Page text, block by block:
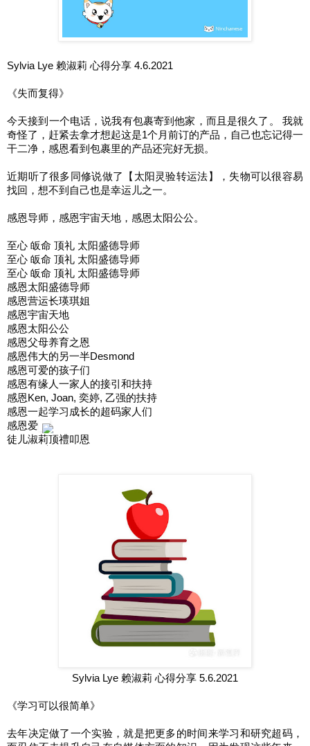
Sylvia Lye 赖淑莉 心得分享 4.6.2021
《失而复得》
今天接到一个电话，说我有包裹寄到他家，而且是很久了。 我就
奇怪了，赶紧去拿才想起这是1个月前订的产品，自己也忘记得一
干二净，感恩看到包裹里的产品还完好无损。
近期听了很多同修说做了【太阳灵验转运法】，失物可以很容易
找回，想不到自己也是幸运儿之一。
感恩导师，感恩宇宙天地，感恩太阳公公。
至心 皈命 顶礼 太阳盛德导师
至心 皈命 顶礼 太阳盛德导师
至心 皈命 顶礼 太阳盛德导师
感恩太阳盛德导师
感恩营运长瑛琪姐
感恩宇宙天地
感恩太阳公公
感恩父母养育之恩
感恩伟大的另一半Desmond
感恩可爱的孩子们
感恩有缘人一家人的接引和扶持
感恩Ken, Joan, 奕婷, 乙强的扶持
感恩一起学习成长的超码家人们
感恩爱
徒儿淑莉顶禮叩恩
Sylvia Lye 赖淑莉 心得分享 5.6.2021
《学习可以很简单》
去年决定做了一个实验，就是把更多的时间来学习和研究超码，